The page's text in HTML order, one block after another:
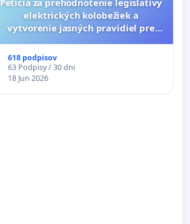
Petícia za prehodnotenie legislatívy
elektrických kolobežiek a
vytvorenie jasných pravidiel pre
618 podpisov
63 Podpisy / 30 dni
18 Jun 2026